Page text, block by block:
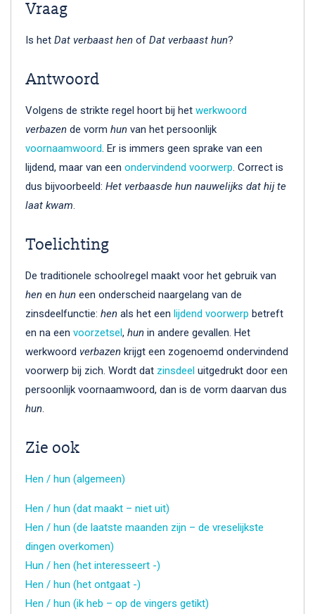
Vraag
Is het Dat verbaast hen of Dat verbaast hun?
Antwoord
Volgens de strikte regel hoort bij het werkwoord
verbazen de vorm hun van het persoonlijk
voornaamwoord. Er is immers geen sprake van een
lijdend, maar van een ondervindend voorwerp. Correct is
dus bijvoorbeeld: Het verbaasde hun nauwelijks dat hij te
laat kwam.
Toelichting
De traditionele schoolregel maakt voor het gebruik van
hen en hun een onderscheid naargelang van de
zinsdeelfunctie: hen als het een lijdend voorwerp betreft
en na een voorzetsel, hun in andere gevallen. Het
werkwoord verbazen krijgt een zogenoemd ondervindend
voorwerp bij zich. Wordt dat zinsdeel uitgedrukt door een
persoonlijk voornaamwoord, dan is de vorm daarvan dus
hun.
Zie ook
Hen / hun (algemeen)
Hen / hun (dat maakt – niet uit)
Hen / hun (de laatste maanden zijn – de vreselijkste
dingen overkomen)
Hun / hen (het interesseert -)
Hen / hun (het ontgaat -)
Hen / hun (ik heb – op de vingers getikt)